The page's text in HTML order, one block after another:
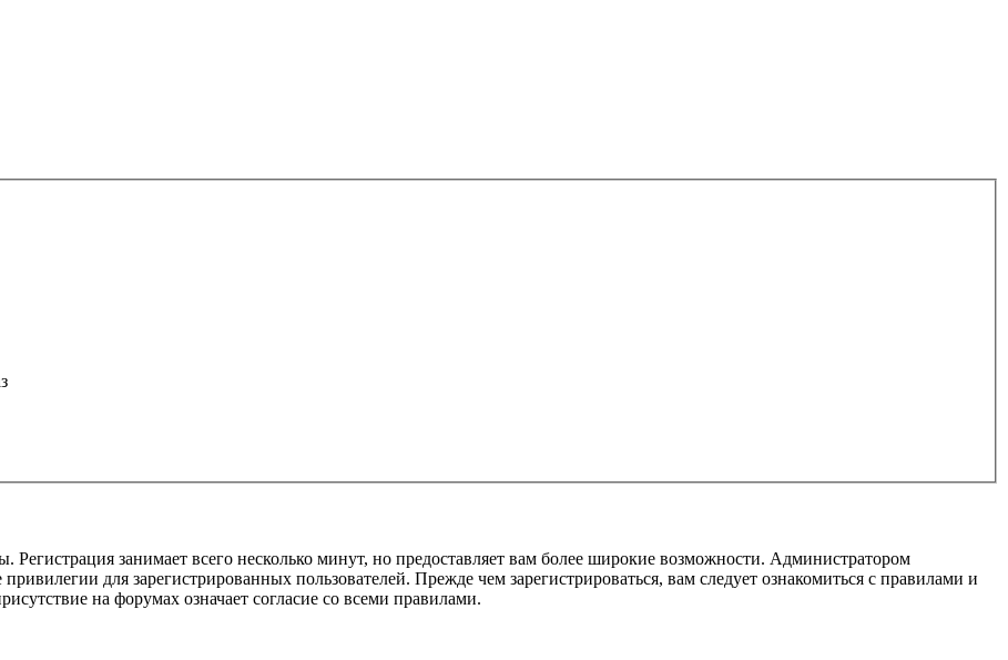
занимает всего несколько минут, но предоставляет вам более широкие возможности. Администратором
для зарегистрированных пользователей. Прежде чем зарегистрироваться, вам следует ознакомиться с правилами и
на форумах означает согласие со всеми правилами.